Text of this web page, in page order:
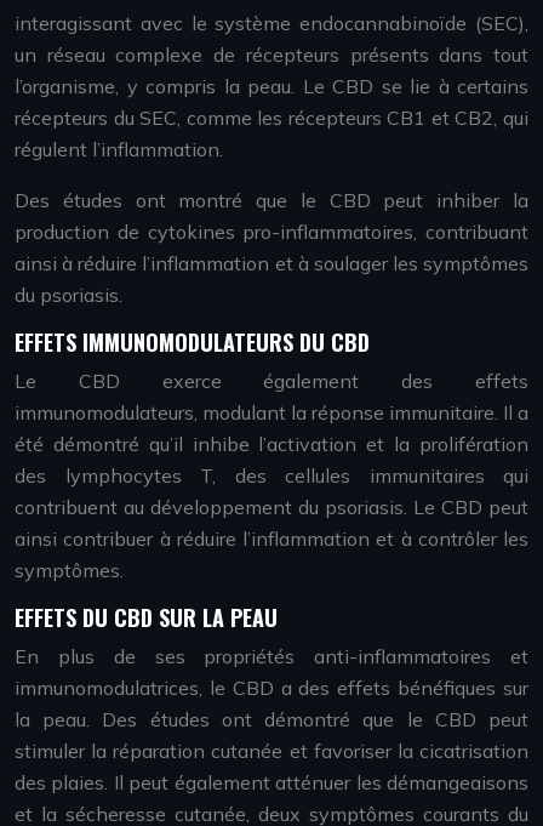
interagissant avec le système endocannabinoïde (SEC),
un réseau complexe de récepteurs présents dans tout
l’organisme, y compris la peau. Le CBD se lie à certains
récepteurs du SEC, comme les récepteurs CB1 et CB2, qui
régulent l’inflammation.
Des études ont montré que le CBD peut inhiber la
production de cytokines pro-inflammatoires, contribuant
ainsi à réduire l’inflammation et à soulager les symptômes
du psoriasis.
EFFETS IMMUNOMODULATEURS DU CBD
Le CBD exerce également des effets
immunomodulateurs, modulant la réponse immunitaire. Il a
été démontré qu’il inhibe l’activation et la prolifération
des lymphocytes T, des cellules immunitaires qui
contribuent au développement du psoriasis. Le CBD peut
ainsi contribuer à réduire l’inflammation et à contrôler les
symptômes.
EFFETS DU CBD SUR LA PEAU
En plus de ses propriétés anti-inflammatoires et
immunomodulatrices, le CBD a des effets bénéfiques sur
la peau. Des études ont démontré que le CBD peut
stimuler la réparation cutanée et favoriser la cicatrisation
des plaies. Il peut également atténuer les démangeaisons
et la sécheresse cutanée, deux symptômes courants du